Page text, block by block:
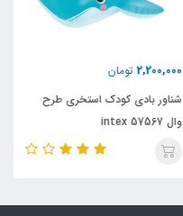
2,200,000 تومان
شناور بادی کودک استخری طرح
وال intex 57567